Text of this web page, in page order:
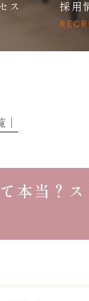
ス 採用
│
本当？